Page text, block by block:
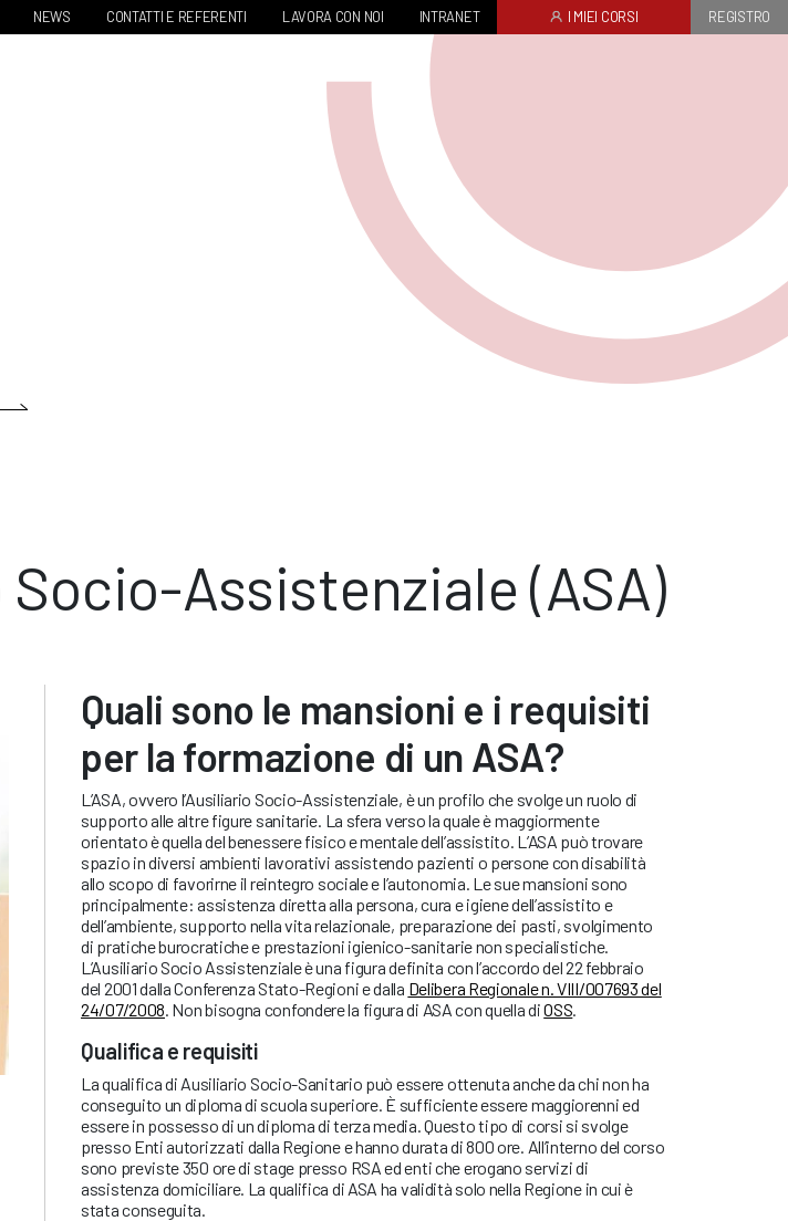
NEWS CONTATTI E REFERENTI LAVORA CON NOI INTRANET I MIEI CORSI REGISTRO
Assistenziale (ASA)
Quali sono le mansioni e i requisiti
per la formazione di un ASA?
L’ASA, ovvero l’Ausiliario Socio-Assistenziale, è un profilo che svolge un ruolo di
supporto alle altre figure sanitarie. La sfera verso la quale è maggiormente
orientato è quella del benessere fisico e mentale dell’assistito. L’ASA può trovare
spazio in diversi ambienti lavorativi assistendo pazienti o persone con disabilità
allo scopo di favorirne il reintegro sociale e l’autonomia. Le sue mansioni sono
principalmente: assistenza diretta alla persona, cura e igiene dell’assistito e
dell’ambiente, supporto nella vita relazionale, preparazione dei pasti, svolgimento
di pratiche burocratiche e prestazioni igienico-sanitarie non specialistiche.
L’Ausiliario Socio Assistenziale è una figura definita con l’accordo del 22 febbraio
del 2001 dalla Conferenza Stato-Regioni e dalla Delibera Regionale n. VIII/007693 del
24/07/2008 . Non bisogna confondere la figura di ASA con quella diOSS
Qualifica e requisiti
La qualifica di Ausiliario Socio-Sanitario può essere ottenuta anche da chi non ha
conseguito un diploma di scuola superiore. È sufficiente essere maggiorenni ed
essere in possesso di un diploma di terza media. Questo tipo di corsi si svolge
presso Enti autorizzati dalla Regione e hanno durata di 800 ore. All’interno del corso
sono previste 350 ore di stage presso RSA ed enti che erogano servizi di
assistenza domiciliare. La qualifica di ASA ha validità solo nella Regione in cui è
stata conseguita.